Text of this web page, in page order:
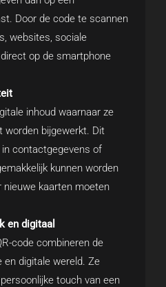
Door de code te scannen
websites, sociale
op de smartphone
inhoud waarnaar ze
worden bijgewerkt. Dit
contactgegevens of
kunnen worden
nieuwe kaarten moeten
en digitaal
code combineren de
en digitale wereld. Ze
touch van een